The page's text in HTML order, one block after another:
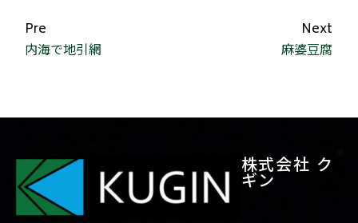
Pre
内海で地引網
Next
麻婆豆腐
株式会社 ク
ギン